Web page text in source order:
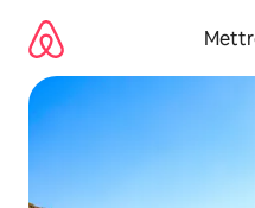
directement
contenu